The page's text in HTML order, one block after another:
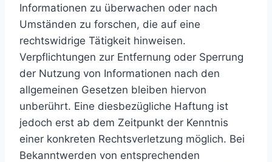
Informationen zu überwachen oder nach
Umständen zu forschen, die auf eine
rechtswidrige Tätigkeit hinweisen.
Verpflichtungen zur Entfernung oder Sperrung
der Nutzung von Informationen nach den
allgemeinen Gesetzen bleiben hiervon
unberührt. Eine diesbezügliche Haftung ist
jedoch erst ab dem Zeitpunkt der Kenntnis
einer konkreten Rechtsverletzung möglich. Bei
Bekanntwerden von entsprechenden